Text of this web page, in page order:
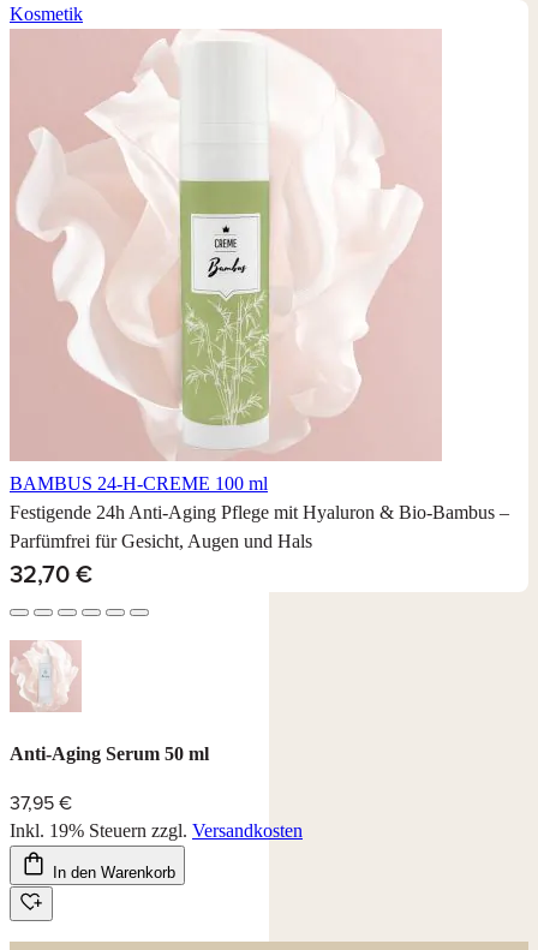
Kosmetik
BAMBUS 24-H-CREME 100 ml
Festigende 24h Anti-Aging Pflege mit Hyaluron & Bio-Bambus –
Parfümfrei für Gesicht, Augen und Hals
32,70 €
Anti-Aging Serum 50 ml
37,95 €
Inkl. 19% Steuern zzgl. Versandkosten
In den Warenkorb